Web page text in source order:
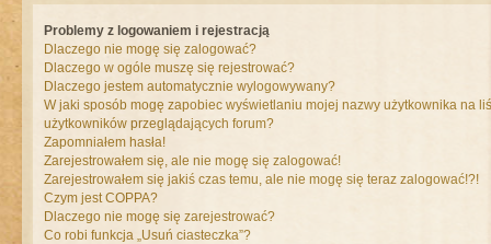
Problemy z logowaniem i rejestracją
Dlaczego nie mogę się zalogować?
Dlaczego w ogóle muszę się rejestrować?
Dlaczego jestem automatycznie wylogowywany?
W jaki sposób mogę zapobiec wyświetlaniu mojej nazwy użytkownika na
użytkowników przeglądających forum?
Zapomniałem hasła!
Zarejestrowałem się, ale nie mogę się zalogować!
Zarejestrowałem się jakiś czas temu, ale nie mogę się teraz zalogować!?!
Czym jest COPPA?
Dlaczego nie mogę się zarejestrować?
Co robi funkcja „Usuń ciasteczka”?